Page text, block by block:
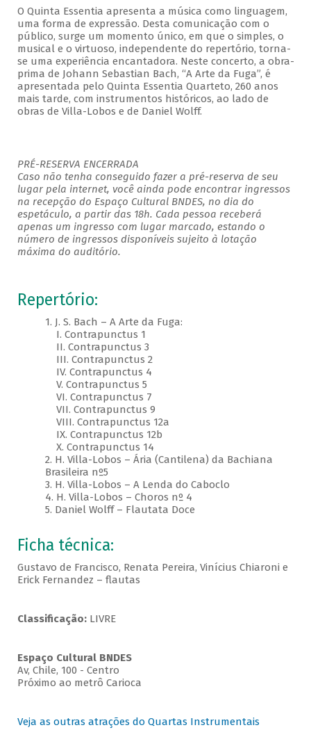
O Quinta Essentia apresenta a música como linguagem,
uma forma de expressão. Desta comunicação com o
público, surge um momento único, em que o simples, o
musical e o virtuoso, independente do repertório, torna-
se uma experiência encantadora. Neste concerto, a obra-
prima de Johann Sebastian Bach, “A Arte da Fuga”, é
apresentada pelo Quinta Essentia Quarteto, 260 anos
mais tarde, com instrumentos históricos, ao lado de
obras de Villa-Lobos e de Daniel Wolff.
PRÉ-RESERVA ENCERRADA
Caso não tenha conseguido fazer a pré-reserva de seu
lugar pela internet, você ainda pode encontrar ingressos
na recepção do Espaço Cultural BNDES, no dia do
espetáculo, a partir das 18h. Cada pessoa receberá
apenas um ingresso com lugar marcado, estando o
número de ingressos disponíveis sujeito à lotação
máxima do auditório.
Repertório:
1. J. S. Bach – A Arte da Fuga:
I. Contrapunctus 1
II. Contrapunctus 3
III. Contrapunctus 2
IV. Contrapunctus 4
V. Contrapunctus 5
VI. Contrapunctus 7
VII. Contrapunctus 9
VIII. Contrapunctus 12a
IX. Contrapunctus 12b
X. Contrapunctus 14
2. H. Villa-Lobos – Ária (Cantilena) da Bachiana
Brasileira nº5
3. H. Villa-Lobos – A Lenda do Caboclo
4. H. Villa-Lobos – Choros nº 4
5. Daniel Wolff – Flautata Doce
Ficha técnica:
Gustavo de Francisco, Renata Pereira, Vinícius Chiaroni e
Erick Fernandez – flautas
Classificação:LIVRE
Espaço Cultural BNDES
Av, Chile, 100 - Centro
Próximo ao metrô Carioca
Veja as outras atrações do Quartas Instrumentais